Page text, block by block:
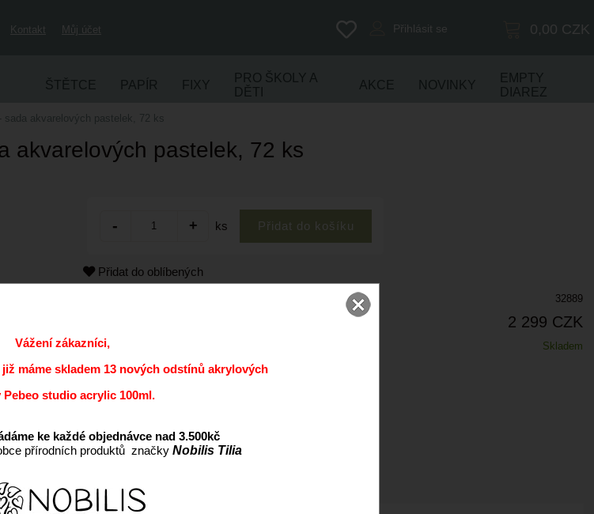
Kontakt Můj účet 0,00 CZK
Přihlásit se
ŠTĚTCE PAPÍR FIXY
PRO ŠKOLY A
DĚTI
AKCE NOVINKY
EMPTY
DIAREZ
sada akvarelových pastelek, 72 ks
akvarelových pastelek, 72 ks
ks
Přidat do oblíbených
32889
2 299 CZK
Dostupnost: Skladem
Vážení zákazníci,
máme skladem 13 nových odstínů akrylových
Pebeo studio acrylic 100ml.
ke každé objednávce nad 3.500kč
přírodních produktů značky Nobilis Tilia